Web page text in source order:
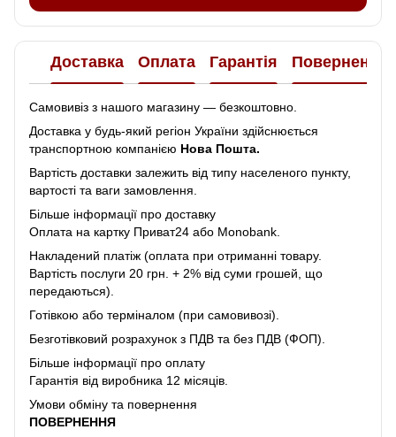
Доставка Оплата Гарантія Повернення
Самовивіз з нашого магазину — безкоштовно.
Доставка у будь-який регіон України здійснюється
транспортною компанією Нова Пошта.
Вартість доставки залежить від типу населеного пункту,
вартості та ваги замовлення.
Більше інформації про доставку
Оплата на картку Приват24 або Monobank.
Накладений платіж (оплата при отриманні товару.
Вартість послуги 20 грн. + 2% від суми грошей, що
передаються).
Готівкою або терміналом (при самовивозі).
Безготівковий розрахунок з ПДВ та без ПДВ (ФОП).
Більше інформації про оплату
Гарантія від виробника 12 місяців.
Умови обміну та повернення
ПОВЕРНЕННЯ